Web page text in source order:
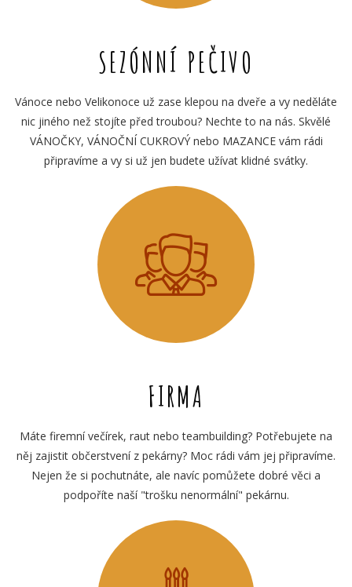
SEZÓNNÍ PEČIVO
Vánoce nebo Velikonoce už zase klepou na dveře a vy neděláte
nic jiného než stojíte před troubou? Nechte to na nás. Skvělé
VÁNOČKY, VÁNOČNÍ CUKROVÝ nebo MAZANCE vám rádi
připravíme a vy si už jen budete užívat klidné svátky.
FIRMA
Máte firemní večírek, raut nebo teambuilding? Potřebujete na
něj zajistit občerstvení z pekárny? Moc rádi vám jej připravíme.
Nejen že si pochutnáte, ale navíc pomůžete dobré věci a
podpoříte naší "trošku nenormální" pekárnu.